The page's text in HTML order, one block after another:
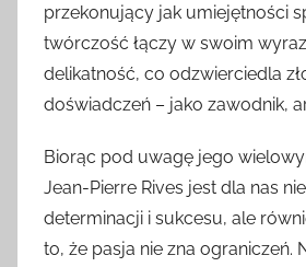
przekonujący jak umiejętności
twórczość łączy w swoim
delikatność, co odzwierciedla
doświadczeń – jako zawodnik,
Biorąc pod uwagę jego
Jean-Pierre Rives jest dla nas
determinacji i sukcesu, ale
to, że pasja nie zna ograniczeń.